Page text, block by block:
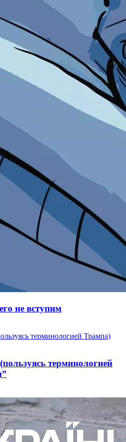
не вступим
терминологией